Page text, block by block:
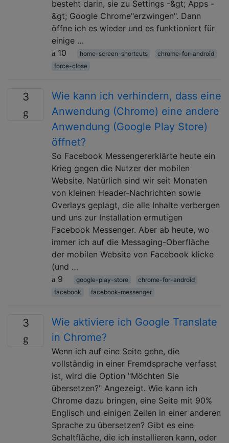
besteht darin, sie zu Settings -&gt; Apps -
&gt; Google Chrome"erzwingen". Dann
öffne ich es wieder und es funktioniert für
einige …
10
home-screen-shortcuts
chrome-for-android
force-close
3
Wie kann ich verhindern, dass eine
Anwendung (Chrome) eine andere
Anwendung (Google Play Store)
öffnet?
So Facebook Messengererklärte heute ein
Krieg gegen die Nutzer der mobilen
Website. Natürlich sind wir seit Monaten
von kleinen Header-Nachrichten sowie
Overlays geplagt, die alle Inhalte verbergen
und uns zur Installation ermutigen
Facebook Messenger. Aber ab heute, wo
immer ich auf die Messaging-Oberfläche
der mobilen Website von Facebook klicke
(und …
9
google-play-store
chrome-for-android
facebook
facebook-messenger
3
Wie aktiviere ich Google Translate
in Chrome?
Wenn ich auf eine Seite gehe, die
vollständig in einer Fremdsprache verfasst
ist, wird die Option "Möchten Sie
übersetzen?" Angezeigt. Wie kann ich
Chrome dazu bringen, eine Seite mit 90%
Englisch und einigen Zeilen in einer anderen
Sprache zu übersetzen? Gibt es eine
Schaltfläche, die ich installieren kann, oder